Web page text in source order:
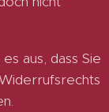
aus, dass Sie